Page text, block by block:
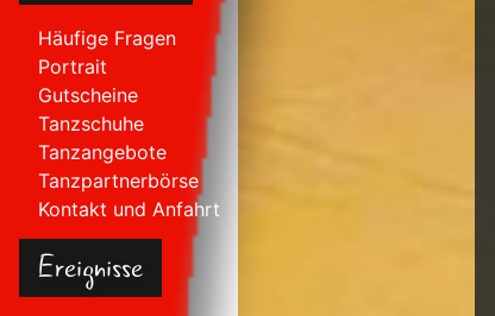
Häufige Fragen
Portrait
Gutscheine
Tanzschuhe
Tanzangebote
Tanzpartnerbörse
Kontakt und Anfahrt
Ereignisse